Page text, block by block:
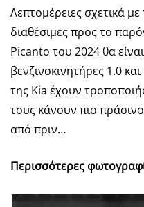
Λεπτομέρειες σχετικά
διαθέσιμες προς το
Picanto του 2024 θα
βενζινοκινητήρες 1.0
της Kia έχουν
τους κάνουν πιο
από πριν…
Περισσότερες